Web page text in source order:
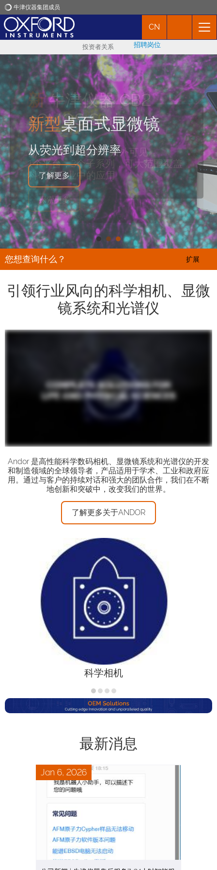
牛津仪器集团成员
应用
产品
新闻
市场活动
联络我们
CN
投资者关系 招聘岗位
重磅发布Imaris 11.0
Automate the Routine,
Amplify the Insight
探索更多
新牛津仪器 CB2
sCMOS Series
高分辨率 | 高帧率 | 紫外可见
1个平台，3个子系列，可大范围覆盖
科研和工业中的应用
探索更多
新型桌面式显微镜
从荧光到超分辨率
了解更多
您想查询什么？ 扩展
引领行业风向的科学相机、显微
镜系统和光谱仪
Andor 是高性能科学数码相机、显微镜系统和光谱仪的开发
和制造领域的全球领导者，产品适用于学术、工业和政府应
用。通过与客户的持续对话和强大的团队合作，我们在不断
地创新和突破中，改变我们的世界。
了解更多关于ANDOR
科学相机
最新消息
Jan 6, 2026